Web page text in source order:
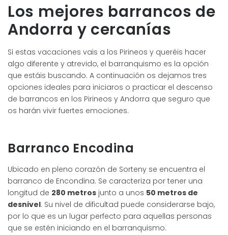
Los mejores barrancos de
Andorra y cercanías
Si estas vacaciones vais a los Pirineos y queréis hacer
algo diferente y atrevido, el barranquismo es la opción
que estáis buscando. A continuación os dejamos tres
opciones ideales para iniciaros o practicar el descenso
de barrancos en los Pirineos y Andorra que seguro que
os harán vivir fuertes emociones.
Barranco Encodina
Ubicado en pleno corazón de Sorteny se encuentra el
barranco de Encondina. Se caracteriza por tener una
longitud de 280 metros junto a unos 50 metros de
desnivel. Su nivel de dificultad puede considerarse bajo,
por lo que es un lugar perfecto para aquellas personas
que se estén iniciando en el barranquismo.